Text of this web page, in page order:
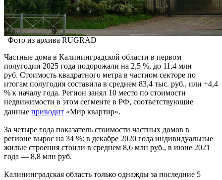
Фото из архива RUGRAD
Частные дома в Калининградской области в первом
полугодии 2025 года подорожали на 2,5 %, до 11,4 млн
руб. Стоимость квадратного метра в частном секторе по
итогам полугодия составила в среднем 83,4 тыс. руб., или +4,4
% к началу года. Регион занял 10 место по стоимости
недвижимости в этом сегменте в РФ, соответствующие
данные приводит «Мир квартир».
За четыре года показатель стоимости частных домов в
регионе вырос на 34 %: в декабре 2020 года индивидуальные
жилые строения стоили в среднем 8,6 млн руб., в июне 2021
года — 8,8 млн руб.
Калининградская область только однажды за последние 5